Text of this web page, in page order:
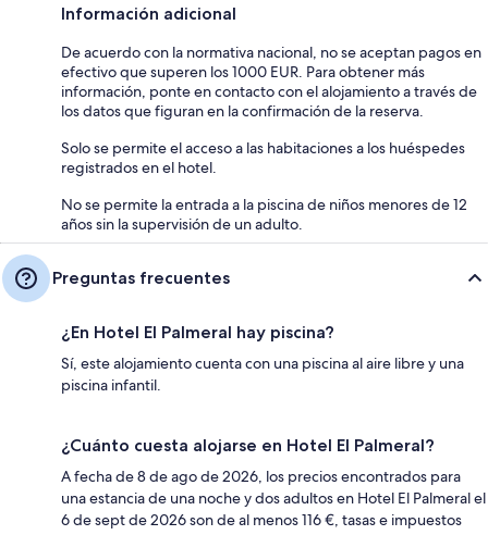
Información adicional
De acuerdo con la normativa nacional, no se aceptan pagos en
efectivo que superen los 1000 EUR. Para obtener más
información, ponte en contacto con el alojamiento a través de
los datos que figuran en la confirmación de la reserva.
Solo se permite el acceso a las habitaciones a los huéspedes
registrados en el hotel.
No se permite la entrada a la piscina de niños menores de 12
años sin la supervisión de un adulto.
Preguntas frecuentes
¿En Hotel El Palmeral hay piscina?
Sí, este alojamiento cuenta con una piscina al aire libre y una
piscina infantil.
¿Cuánto cuesta alojarse en Hotel El Palmeral?
A fecha de 8 de ago de 2026, los precios encontrados para
una estancia de una noche y dos adultos en Hotel El Palmeral el
6 de sept de 2026 son de al menos 116 €, tasas e impuestos